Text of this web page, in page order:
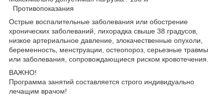
Противопоказания
Острые воспалительные заболевания или обострение
хронических заболеваний, лихорадка свыше 38 градусов,
низкое артериальное давление, злокачественные опухоли,
беременность, менструации, остеопороз, серьезные травмы
или заболевания, сопровождающиеся риском кровотечения.
ВАЖНО!
Программа занятий составляется строго индивидуально
лечащим врачом!